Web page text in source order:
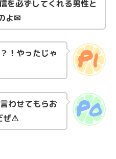
を必ずしてくれる男性と
よ✉
！やったじゃ
わせてもらお
ぜ⚠